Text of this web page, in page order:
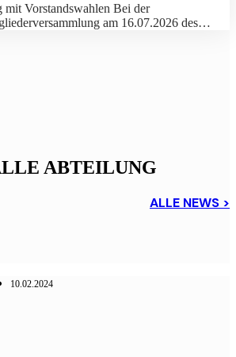
Vorstandswahlen Bei der
am 16.07.2026 des…
ABTEILUNG
ALLE NEWS >
10.02.2024